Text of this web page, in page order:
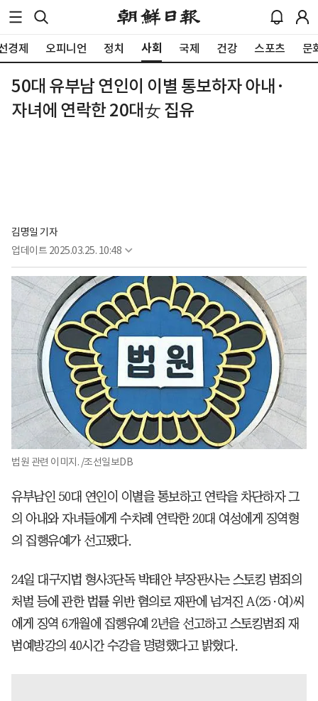
경제 오피니언 정치 사회 국제 건강 스포츠 문
50대 유부남 연인이 이별 통보하자 아내·
자녀에 연락한 20대女 집유
김명일 기자
업데이트 2025.03.25. 10:48
법원 관련 이미지. /조선일보DB
유부남인 50대 연인이 이별을 통보하고 연락을 차단하자 그
의 아내와 자녀들에게 수차례 연락한 20대 여성에게 징역형
의 집행유예가 선고됐다.
24일 대구지법 형사3단독 박태안 부장판사는 스토킹 범죄의
처벌 등에 관한 법률 위반 혐의로 재판에 넘겨진 A(25·여)씨
에게 징역 6개월에 집행유예 2년을 선고하고 스토킹범죄 재
범예방강의 40시간 수강을 명령했다고 밝혔다.